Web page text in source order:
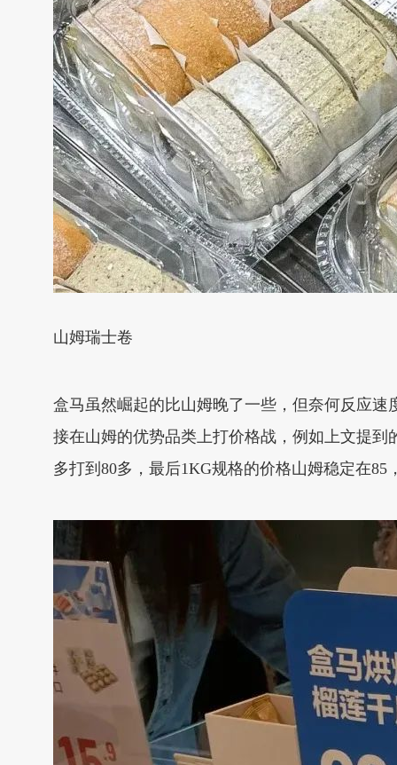
山姆瑞士卷
盒马虽然崛起的比山姆晚了一些，但奈何反应
接在山姆的优势品类上打价格战，例如上文提
多打到80多，最后1KG规格的价格山姆稳定在